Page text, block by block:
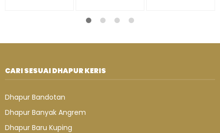
CARI SESUAI DHAPUR KERIS
Dhapur Bandotan
Dhapur Banyak Angrem
Dhapur Baru Kuping